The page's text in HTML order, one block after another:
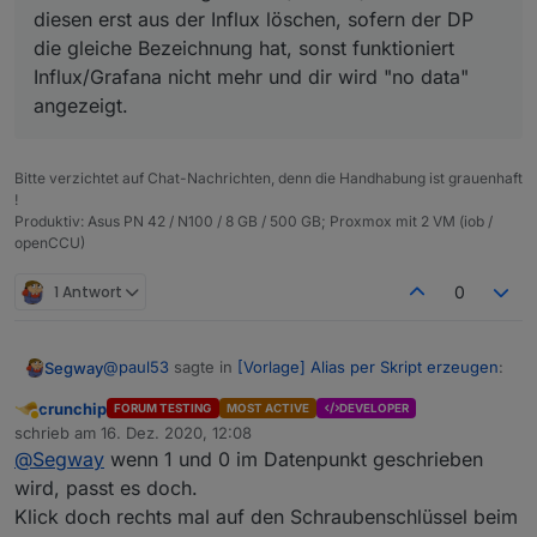
Der PR hat nichts mit Influx zu tun, sondern
betrifft iobroker.linux-control.
Nicht falsch verstehen aber so kommt es für mich als
Laie halt rüber.
diesen erst aus der Influx löschen, sofern der DP
die gleiche Bezeichnung hat, sonst funktioniert
Influx/Grafana nicht mehr und dir wird "no data"
angezeigt.
Bitte verzichtet auf Chat-Nachrichten, denn die Handhabung ist grauenhaft
!
Produktiv: Asus PN 42 / N100 / 8 GB / 500 GB; Proxmox mit 2 VM (iob /
openCCU)
1 Antwort 0
Segway@paul53 sagte in [Vorlage] Alias per Skript erzeugen:
@Segwaysagte:
das Skript anscheinend den "storgaeType:
Boolean" trotzdem setzt und NICHT auf
Ja dann weiss ich es auch nicht mehr wo hier das
problem liegt. Ich blicke als Laie nunmal da nicht
durch.
Zu deiner Aussage
Abwesend
crunchip FORUM TESTING MOST ACTIVE DEVELOPER
schrieb am 16. Dez. 2020, 12:08
zuletzt editiert von
@Segway wenn 1 und 0 im Datenpunkt geschrieben
wird, passt es doch.
Klick doch rechts mal auf den Schraubenschlüssel beim